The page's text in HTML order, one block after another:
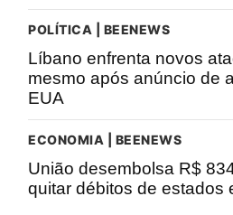
POLÍTICA | BEENEWS
Líbano enfrenta novos
mesmo após anúncio de
EUA
ECONOMIA | BEENEWS
União desembolsa R$
quitar débitos de estados